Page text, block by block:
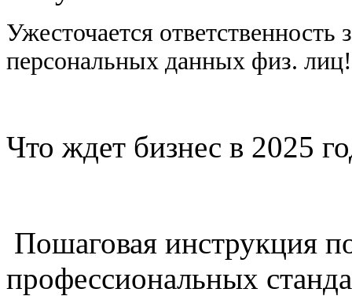
Ужесточается
персональных данных физ.
Что ждет бизнес в 2025
Пошаговая инструкция
профессиональных